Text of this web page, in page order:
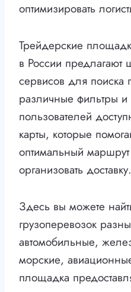
оптимизировать
Трейдерские
в России
сервисов для поиска
различные фильтры
пользователей
карты, которые
оптимальный
организовать доставку.
Здесь вы можете
грузоперевозок
автомобильные,
морские,
площадка